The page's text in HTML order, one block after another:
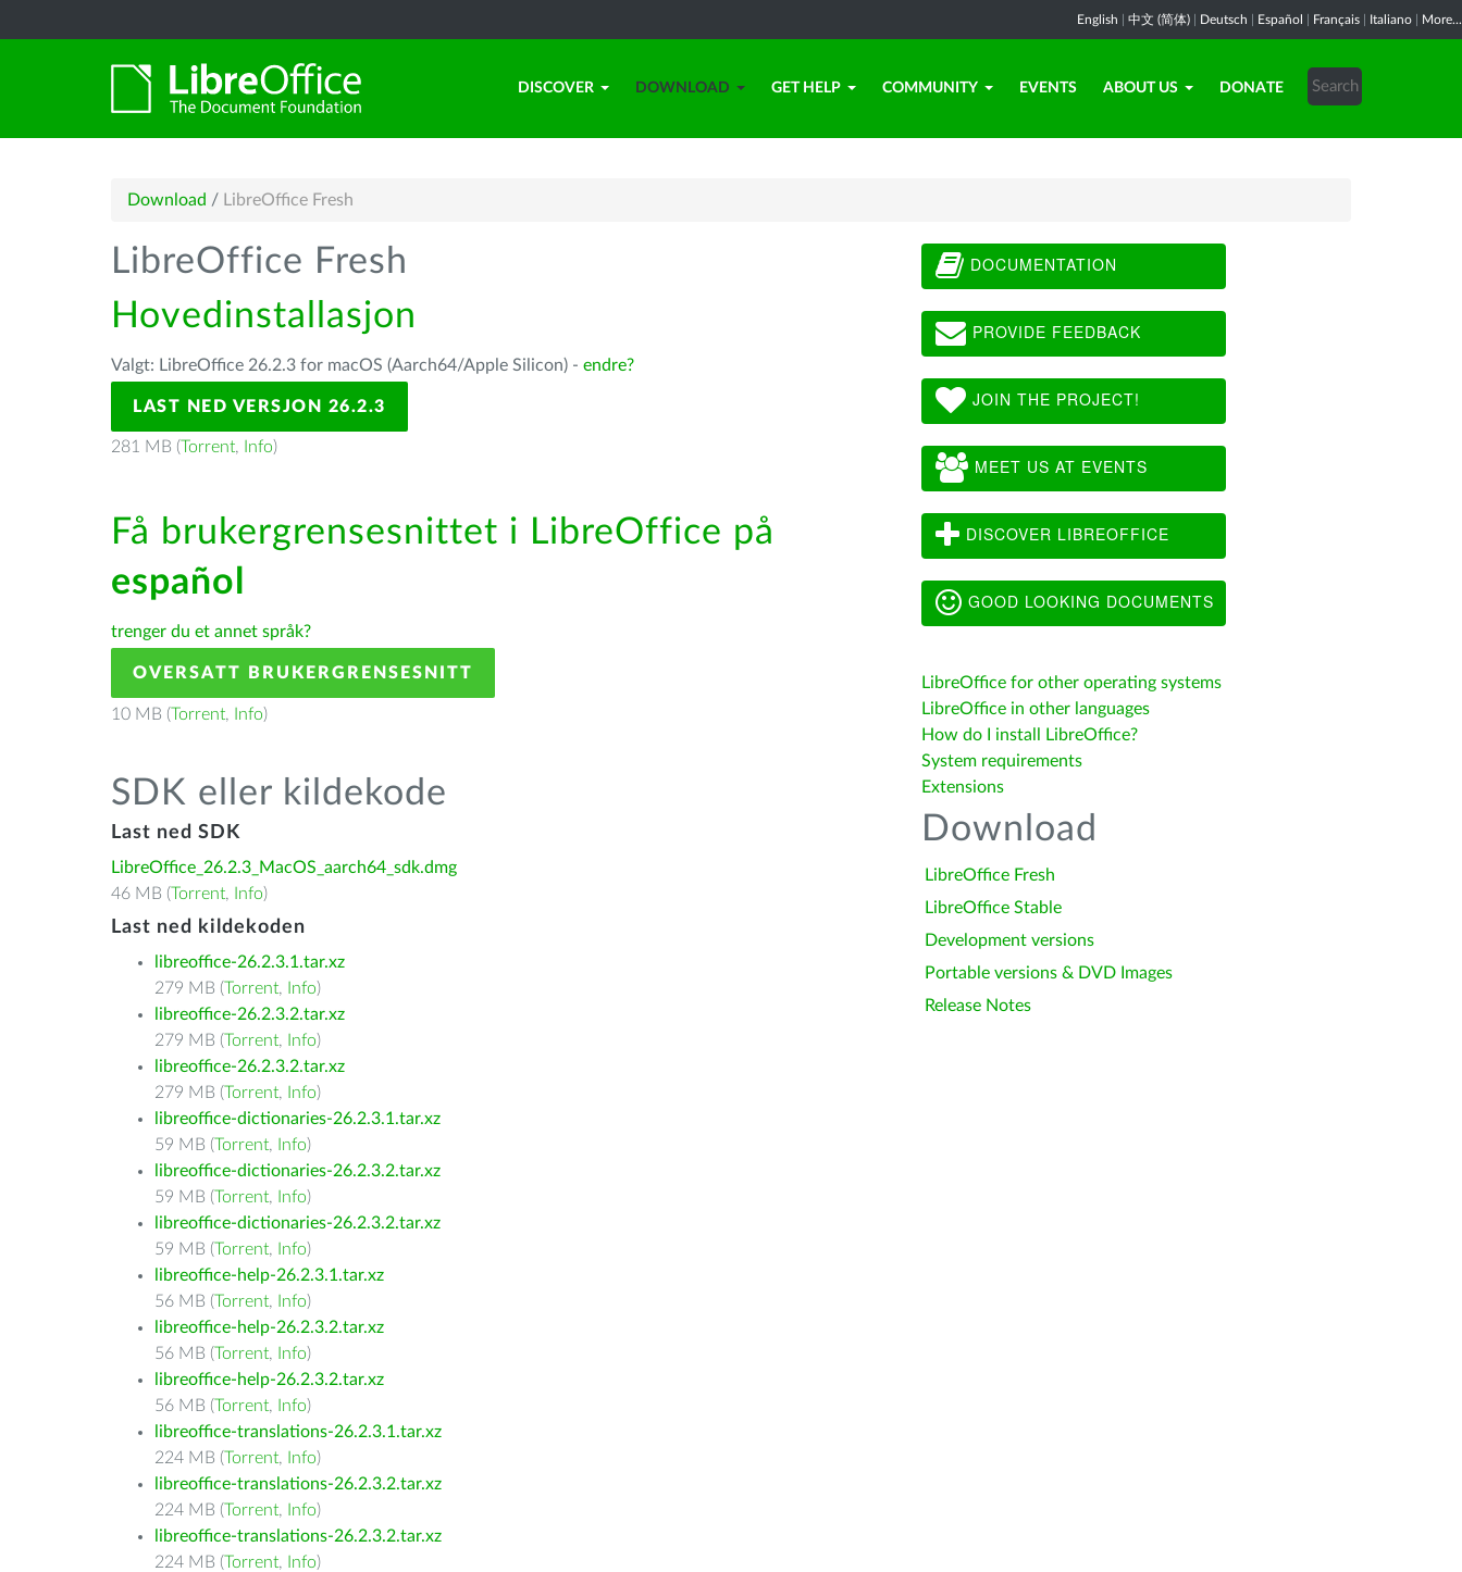
English 中文 (简体) Deutsch Español Français Italiano More...
DISCOVER DOWNLOAD GET HELP COMMUNITY EVENTS ABOUT US DONATE
Download / LibreOffice Fresh
LibreOffice Fresh
Hovedinstallasjon
Valgt: LibreOffice 26.2.3 for macOS (Aarch64/Apple Silicon) - endre?
LAST NED VERSJON 26.2.3
281 MB (Torrent, Info)
Få brukergrensesnittet i LibreOffice på
español
trenger du et annet språk?
OVERSATT BRUKERGRENSESNITT
10 MB (Torrent, Info)
SDK eller kildekode
Last ned SDK
LibreOffice_26.2.3_MacOS_aarch64_sdk.dmg
46 MB (Torrent, Info)
Last ned kildekoden
libreoffice-26.2.3.1.tar.xz
279 MB (Torrent, Info)
libreoffice-26.2.3.2.tar.xz
279 MB (Torrent, Info)
libreoffice-26.2.3.2.tar.xz
279 MB (Torrent, Info)
libreoffice-dictionaries-26.2.3.1.tar.xz
59 MB (Torrent, Info)
libreoffice-dictionaries-26.2.3.2.tar.xz
59 MB (Torrent, Info)
libreoffice-dictionaries-26.2.3.2.tar.xz
59 MB (Torrent, Info)
libreoffice-help-26.2.3.1.tar.xz
56 MB (Torrent, Info)
libreoffice-help-26.2.3.2.tar.xz
56 MB (Torrent, Info)
libreoffice-help-26.2.3.2.tar.xz
56 MB (Torrent, Info)
libreoffice-translations-26.2.3.1.tar.xz
224 MB (Torrent, Info)
libreoffice-translations-26.2.3.2.tar.xz
224 MB (Torrent, Info)
libreoffice-translations-26.2.3.2.tar.xz
224 MB (Torrent, Info)
DOCUMENTATION
PROVIDE FEEDBACK
JOIN THE PROJECT!
MEET US AT EVENTS
DISCOVER LIBREOFFICE
GOOD LOOKING DOCUMENTS
LibreOffice for other operating systems
LibreOffice in other languages
How do I install LibreOffice?
System requirements
Extensions
Download
LibreOffice Fresh
LibreOffice Stable
Development versions
Portable versions & DVD Images
Release Notes